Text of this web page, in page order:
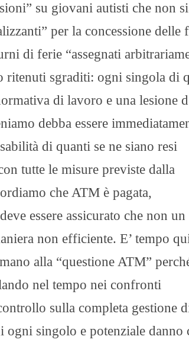
su giovani autisti che non
per la concessione delle
di ferie “assegnati
ritenuti sgraditi: ogni singola di
di lavoro e una lesione
debba essere
di quanti se ne siano resi
tutte le misure previste dalla
che ATM è pagata,
essere assicurato che non
non efficiente. E’ tempo
alla “questione ATM”
nel tempo nei confronti
sulla completa gestione
ogni singolo e potenziale danno